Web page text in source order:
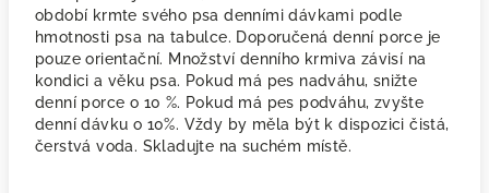
období krmte svého psa denními dávkami podle
hmotnosti psa na tabulce. Doporučená denní porce je
pouze orientační. Množství denního krmiva závisí na
kondici a věku psa. Pokud má pes nadváhu, snižte
denní porce o 10 %. Pokud má pes podváhu, zvyšte
denní dávku o 10%. Vždy by měla být k dispozici čistá,
čerstvá voda. Skladujte na suchém místě.